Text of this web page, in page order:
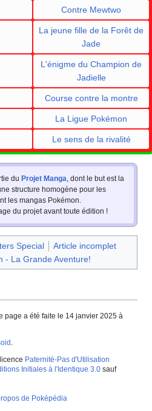
Contre Mewtwo
La jeune fille de la Forêt de
Jade
L'énigme du Champion de
Jadielle
Course contre la montre
La Ligue Pokémon
Le sens de la rivalité
du Projet Manga, dont le but est la
structure homogène pour les
les mangas Pokémon.
du projet avant toute édition !
Special
Article incomplet
- La Grande Aventure!
page a été faite le 14 janvier 2025 à
.
Paternité-Pas d'Utilisation
Initiales à l'Identique 3.0 sauf
de Poképédia